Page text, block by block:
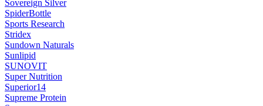
Sovereign Silver
SpiderBottle
Sports Research
Stridex
Sundown Naturals
Sunlipid
SUNOVIT
Super Nutrition
Superior14
Supreme Protein